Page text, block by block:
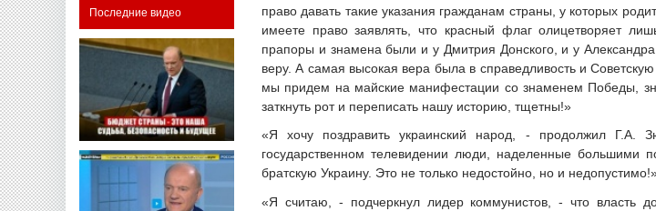
Последние видео
право давать такие указания гражданам страны, у которых
имеете право заявлять, что красный флаг олицетворяет
прапоры и знамена были и у Дмитрия Донского, и у
веру. А самая высокая вера была в справедливость и
мы придем на майские манифестации со знаменем Победы,
заткнуть рот и переписать нашу историю, тщетны!»
«Я хочу поздравить украинский народ, - продолжил
государственном телевидении люди, наделенные большими
братскую Украину. Это не только недостойно, но и
«Я считаю, - подчеркнул лидер коммунистов, - что власть